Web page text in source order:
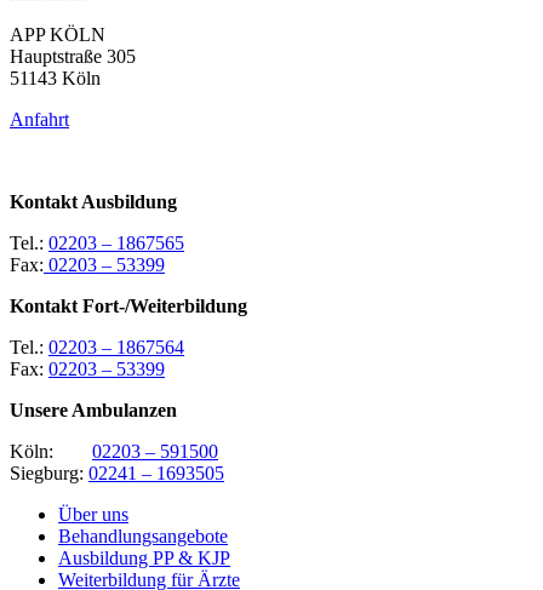
APP KÖLN
Hauptstraße 305
51143 Köln
Anfahrt
Kontakt Ausbildung
Tel.: 02203 – 1867565
Fax: 02203 – 53399
Kontakt Fort-/Weiterbildung
Tel.: 02203 – 1867564
Fax: 02203 – 53399
Unsere Ambulanzen
Köln: 02203 – 591500
Siegburg: 02241 – 1693505
Über uns
Behandlungsangebote
Ausbildung PP & KJP
Weiterbildung für Ärzte